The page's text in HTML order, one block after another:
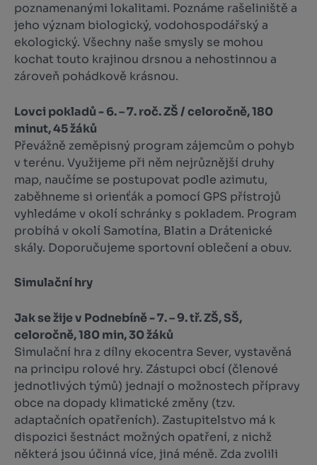
poznamenanými lokalitami. Poznáme rašeliniště a
jeho význam biologický, vodohospodářský a
ekologický. Všechny naše smysly se mohou
kochat touto krajinou drsnou a nehostinnou a
zároveň pohádkově krásnou.
Lovci pokladů - 6. – 7. roč. ZŠ / celoročně, 180
minut, 45 žáků
Převážně zeměpisný program zájemcům o pohyb
v terénu. Využijeme při něm nejrůznější druhy
map, naučíme se postupovat podle azimutu,
zaběhneme si orienťák a pomocí GPS přístrojů
vyhledáme v okolí schránky s pokladem. Program
probíhá v okolí Samotína, Blatin a Drátenické
skály. Doporuču­jeme sportovní oblečení a obuv.
Simulační hry
Jak se žije v Podnebíně - 7. – 9. tř. ZŠ, SŠ,
celoročně, 180 min, 30 žáků
Simulační hra z dílny ekocentra Sever, vystavěná
na principu rolové hry. Zástupci obcí (členové
jednotlivých týmů) jednají o možnostech přípravy
obce na dopady klimatické změny (tzv.
adaptačních opatřeních). Zastupitelstvo má k
dispozici šestnáct možných opatření, z nichž
některá jsou účinná více, jiná méně. Zda zvolili